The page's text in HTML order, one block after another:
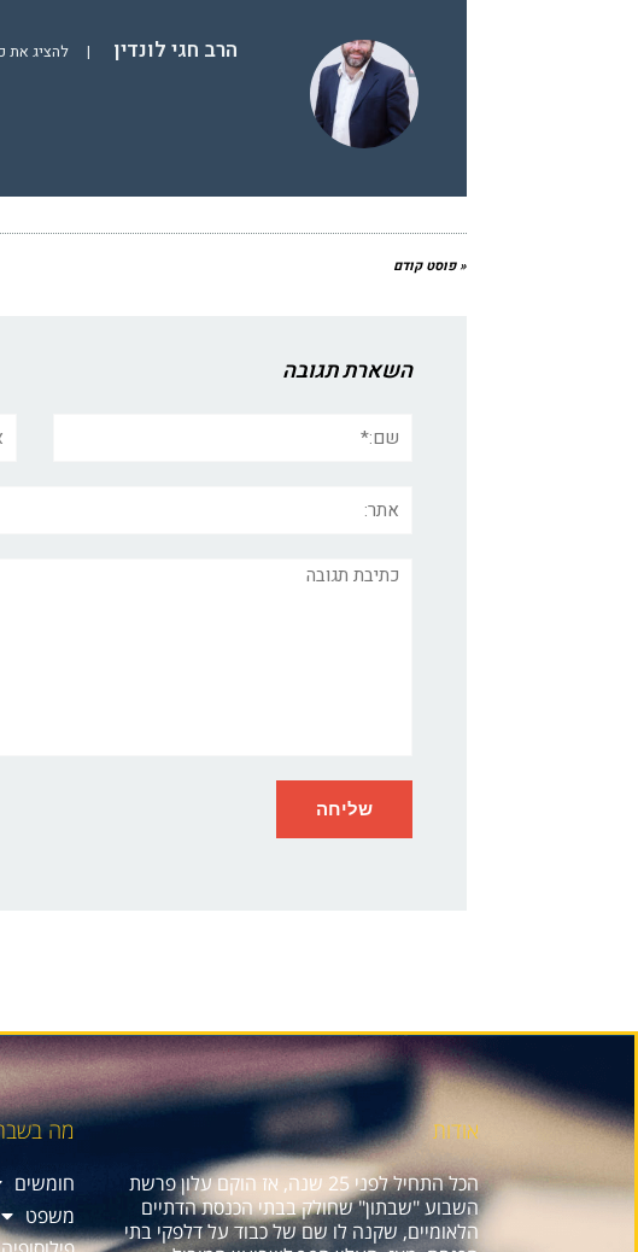
הרב חגי לונדין | להציג את
« פוסט קודם
השארת תגובה
תגובה
אודות
הכל התחיל לפני 25 שנה, אז הוקם עלון פרשת
השבוע "שבתון" שחולק בבתי הכנסת הדתיים
הלאומיים, שקנה לו שם של כבוד על דלפקי בתי
מה
חומשים
משפט